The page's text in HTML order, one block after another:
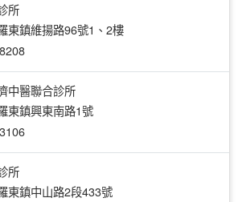
所
東鎮維揚路96號1、2樓
中醫聯合診所
東鎮興東南路1號
所
東鎮中山路2段433號